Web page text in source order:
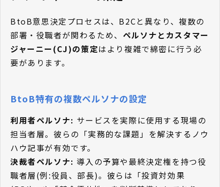
BtoB意思決定プロセスは、B2Cと異なり、複数の
部署・役職者が関わるため、 ペルソナとカスタマー
ジャーニー(CJ)の策定はより複雑で綿密に行う必
要があります。
BtoB特有の複数ペルソナの設定
利用者ペルソナ: サービスを実際に使用する現場の
担当者層。彼らの「実務的な課題」を解決するノウ
ハウ記事が有効です。
決裁者ペルソナ: 導入の予算や最終決定権を持つ役
職者層(例:役員、部長)。彼らは「投資対効果